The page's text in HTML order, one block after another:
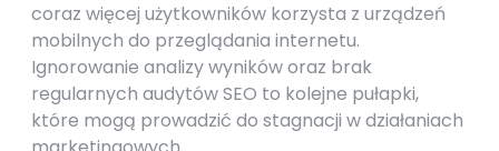
coraz więcej użytkowników korzysta z urządzeń
mobilnych do przeglądania internetu.
Ignorowanie analizy wyników oraz brak
regularnych audytów SEO to kolejne pułapki,
które mogą prowadzić do stagnacji w działaniach